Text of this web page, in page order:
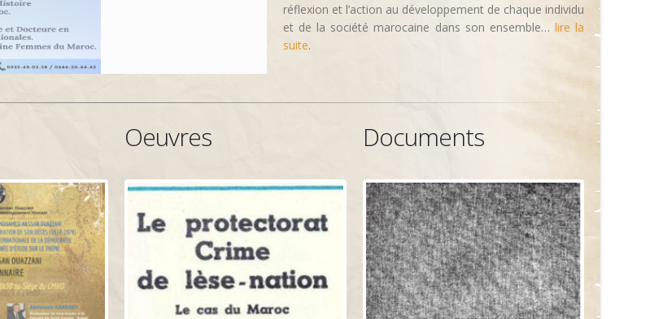
réflexion et l’action au développement de chaque individu
et de la société marocaine dans son ensemble… lire la
suite.
Oeuvres Documents